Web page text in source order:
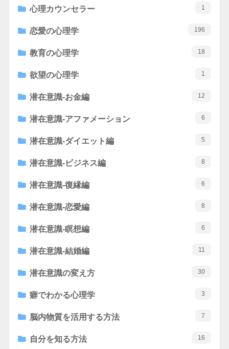
心理カウンセラー 1
恋愛の心理学 196
教育の心理学 18
欲望の心理学 1
潜在意識-お金編 12
潜在意識-アファメーション 6
潜在意識-ダイエット編 5
潜在意識-ビジネス編 8
潜在意識-復縁編 6
潜在意識-恋愛編 8
潜在意識-瞑想編 6
潜在意識-結婚編 11
潜在意識の変え方 30
癖でわかる心理学 3
脳内物質を活用する方法 7
自分を知る方法 16